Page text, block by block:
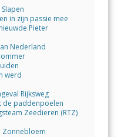
in zijn passie mee
Pieter
Nederland
werd
Rijksweg
de paddenpoelen
Zeedieren (RTZ)
Zonnebloem